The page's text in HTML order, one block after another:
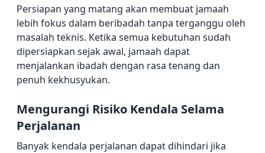
Persiapan yang matang akan membuat jamaah
lebih fokus dalam beribadah tanpa terganggu oleh
masalah teknis. Ketika semua kebutuhan sudah
dipersiapkan sejak awal, jamaah dapat
menjalankan ibadah dengan rasa tenang dan
penuh kekhusyukan.
Mengurangi Risiko Kendala Selama
Perjalanan
Banyak kendala perjalanan dapat dihindari jika